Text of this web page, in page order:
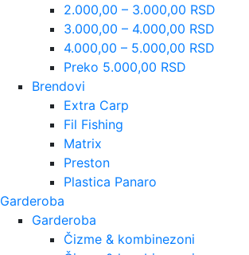
2.000,00 – 3.000,00 RSD
3.000,00 – 4.000,00 RSD
4.000,00 – 5.000,00 RSD
Preko 5.000,00 RSD
Brendovi
Extra Carp
Fil Fishing
Matrix
Preston
Plastica Panaro
Garderoba
Garderoba
Čizme & kombinezoni